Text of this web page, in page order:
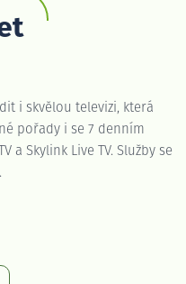
i skvělou televizi, která
pořady i se 7 denním
a Skylink Live TV. Služby se